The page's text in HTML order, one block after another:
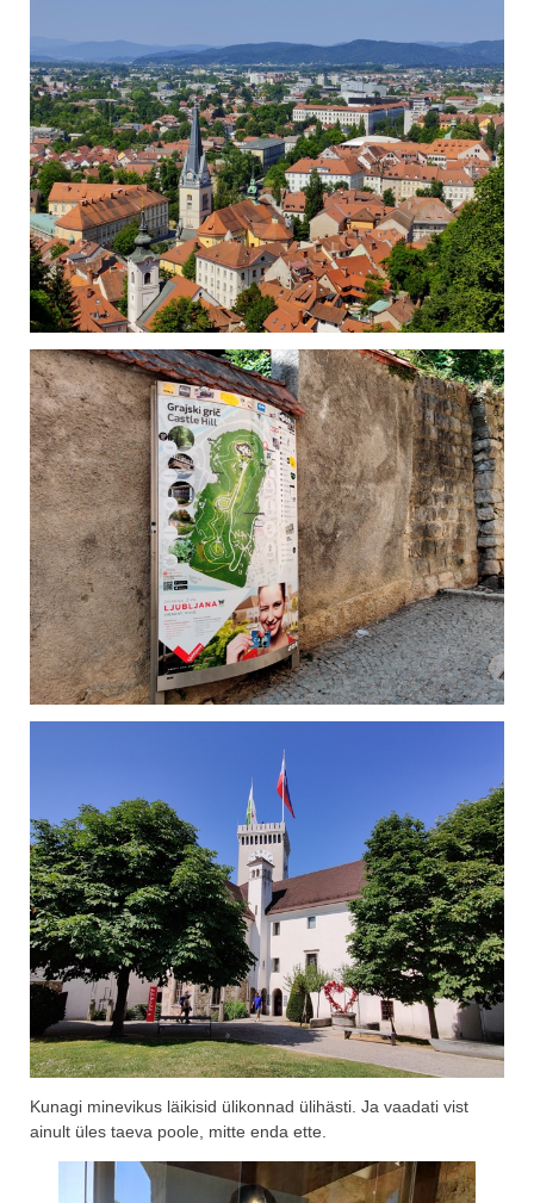
Kunagi minevikus läikisid ülikonnad ülihästi. Ja vaadati vist
ainult üles taeva poole, mitte enda ette.